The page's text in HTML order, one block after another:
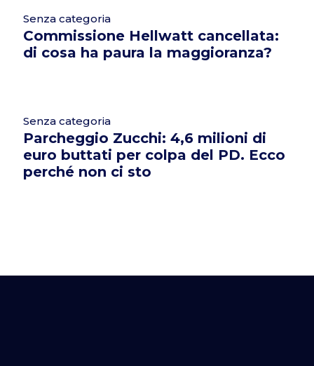
Senza categoria
Commissione Hellwatt cancellata:
di cosa ha paura la maggioranza?
Senza categoria
Parcheggio Zucchi: 4,6 milioni di
euro buttati per colpa del PD. Ecco
perché non ci sto